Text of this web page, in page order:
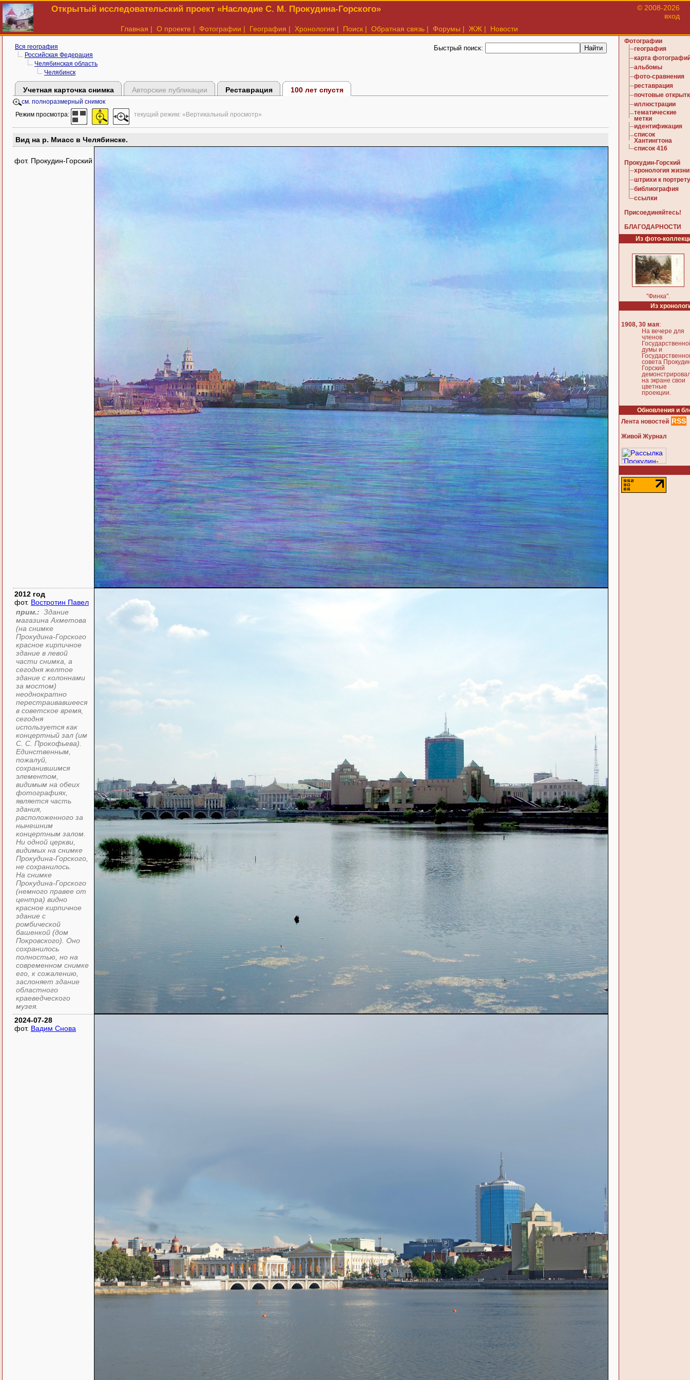
Открытый исследовательский проект «Наследие С. М. Прокудина-Горского»
© 2008-2026
вход
Главная | О проекте | Фотографии | География | Хронология | Поиск | Обратная связь | Форумы | ЖЖ | Новости
Вся география
Российская Федерация
Челябинская область
Челябинск
Быстрый поиск:
Учетная карточка снимка Авторские публикации Реставрация 100 лет спустя
см. полноразмерный снимок
Режим просмотра: текущий режим: «Вертикальный просмотр»
Вид на р. Миасс в Челябинске.
фот. Прокудин-Горский
2012 год
фот. Востротин Павел
прим.: Здание
магазина Ахметова
(на снимке
Прокудина-Горского
красное кирпичное
здание в левой
части снимка, а
сегодня желтое
здание с колоннами
за мостом)
неоднократно
перестраивавшееся
в советское время,
сегодня
используется как
концертный зал (им
С. С. Прокофьева).
Единственным,
пожалуй,
сохранившимся
элементом,
видимым на обеих
фотографиях,
является часть
здания,
расположенного за
нынешним
концертным залом.
Ни одной церкви,
видимых на снимке
Прокудина-Горского,
не сохранилось.
На снимке
Прокудина-Горского
(немного правее от
центра) видно
красное кирпичное
здание с
ромбической
башенкой (дом
Покровского). Оно
сохранилось
полностью, но на
современном снимке
его, к сожалению,
заслоняет здание
областного
краеведческого
музея.
2024-07-28
фот. Вадим Снова
Фотографии
география
карта
альбомы
фото-сравнения
реставрация
почтовые
иллюстрации
тематические
метки
идентификация
список
Хантингтона
список 416
Прокудин-Горский
хронология жизни
штрихи к портрету
библиография
ссылки
Присоединяйтесь!
БЛАГОДАРНОСТИ
Из фото-
"Финка".
Из
1908, 30 мая:
На вечере для
членов
думы и
совета
Горский
на экране свои
цветные
проекции.
Обновления и
Лента новостей RSS
Живой Журнал